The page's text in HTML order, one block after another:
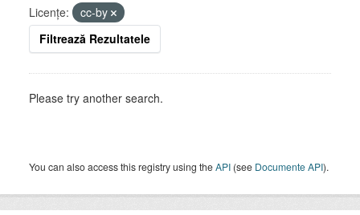
Licenţe:
cc-by
Filtrează Rezultatele
Please try another search.
You can also access this registry using theAPI (see Documente API).